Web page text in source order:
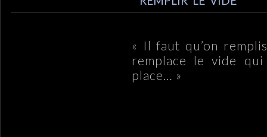
« Il faut qu’on
remplace le vide
place… »